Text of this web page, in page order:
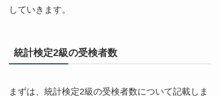
していきます。
統計検定2級の受検者数
まずは、統計検定2級の受検者数について記載しま